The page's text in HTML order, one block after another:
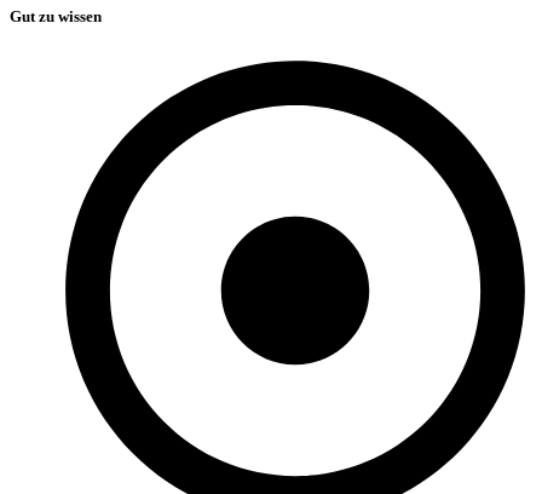
Gut zu wissen